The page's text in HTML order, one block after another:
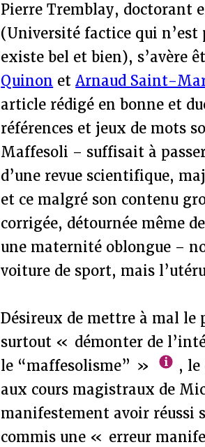
Pierre Tremblay, doctorant
(Université factice qui n’est
existe bel et bien), s’avère
Quinon etArnaud Saint-
article rédigé en bonne et
références et jeux de mots
Maffesoli – suffisait à
d’une revue scientifique,
et ce malgré son contenu
corrigée, détournée même
une maternité oblongue –
voiture de sport, mais
Désireux de mettre à mal le
surtout « démonter de
le “maffesolisme” »
, le
aux cours magistraux de
manifestement avoir réussi
commis une « erreur